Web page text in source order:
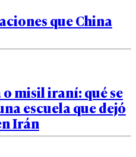
que China
misil iraní: qué se
escuela que dejó
Irán